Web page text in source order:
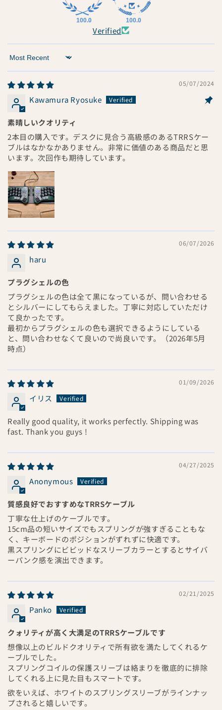
100.0 100.0
Verified
Sort by
05/07/2024
Kawamura Ryosuke
素晴しいクオリティ
2本目の購入です。デスクに見合う高級感のあるTRRSケー
ブルはなかなかありません。非常に価値のある商品だと思
います。次回作も期待しています。
06/07/2026
haru
プラグシェルの色
プラグシェルの色は全て黒になっているが、問い合わせる
とシルバーにしてもらえました。丁寧に対応していただけ
て良かったです。
最初からプラグシェルの色も選択できるようにしている
と、問い合わせなくて良いので尚良いです。（2026年5月
時点）
01/09/2026
イリス
Really good quality, it works perfectly. Shipping was
fast. Thank you guys !
04/27/2025
Anonymous
質感良好でおすすめなTRRSケーブル
丁寧な仕上げのケーブルです。
15cm品の短いサイズでもスプリングが強すぎることもな
く、キーボードのポジションがずれずに快適です。
黒スプリングにビビッドなスリーブカラーとするとサイバ
ーパンク感を演出できます。
02/21/2025
Panko
クォリティが高く大満足のTRRSケーブルです
想像以上のビルドクオリティで所有欲を満たしてくれるケ
ーブルでした。
スプリングコイルの保護スリーブは絡まりを徹底的に排除
してくれる上に見た目もスマートです。
欲をいえば、ホワイトのスプリングスリーブがラインナッ
プされると嬉しいです。